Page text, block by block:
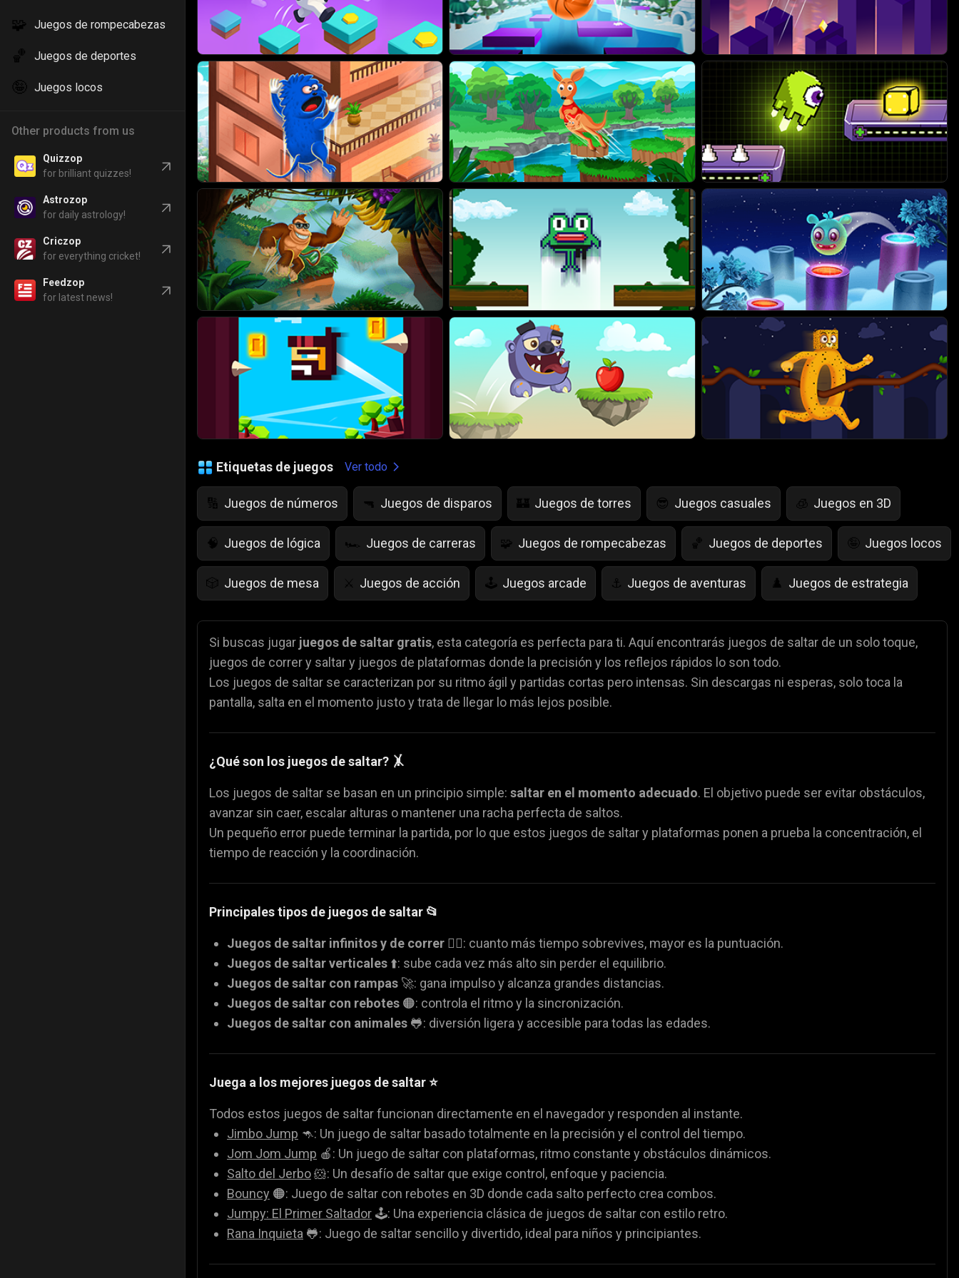
🧩
Juegos de rompecabezas
🏀 Juegos de deportes
🤪 Juegos locos
Other products from us
Quizzop
for brilliant quizzes!
Astrozop
for daily astrology!
Criczop
for everything cricket!
Feedzop
for latest news!
Etiquetas de juegos Ver todo
🔢 Juegos de números 🔫 Juegos de disparos 🏰 Juegos de torres 😎 Juegos casuales 🧊 Juegos en 3D
🧠 Juegos de lógica 🏎️ Juegos de carreras 🧩 Juegos de rompecabezas 🏀 Juegos de deportes 🤪 Juegos locos
🎲 Juegos de mesa ⚔️ Juegos de acción 🕹️ Juegos arcade ⚓ Juegos de aventuras ♟️ Juegos de estrategia
💄 Juegos para niñas 🍇 Juegos de Frutas 💡 juegos de IQ 🌱 Juegos de Simulación de Vida 🤸 Juegos de Saltar
🎨 Juegos de colores 👻 Juegos de Miedo ♠️ Juegos de Cartas 👮 Juegos de Policía 🧮
🍕 Juegos de Comida 🚁 Juegos de volar 🐴 Juegos de animales
Si buscas jugar juegos de saltar gratis, esta categoría es perfecta para ti. Aquí encontrarás juegos de saltar de un solo toque,
juegos de correr y saltar y juegos de plataformas donde la precisión y los reflejos rápidos lo son todo.
Los juegos de saltar se caracterizan por su ritmo ágil y partidas cortas pero intensas. Sin descargas ni esperas, solo toca la
pantalla, salta en el momento justo y trata de llegar lo más lejos posible.
¿Qué son los juegos de saltar? 🤸
Los juegos de saltar se basan en un principio simple: saltar en el momento adecuado. El objetivo puede ser evitar obstáculos,
avanzar sin caer, escalar alturas o mantener una racha perfecta de saltos.
Un pequeño error puede terminar la partida, por lo que estos juegos de saltar y plataformas ponen a prueba la concentración, el
tiempo de reacción y la coordinación.
Principales tipos de juegos de saltar 📂
Juegos de saltar infinitos y de correr 🏃‍♂️: cuanto más tiempo sobrevives, mayor es la puntuación.
Juegos de saltar verticales ⬆️: sube cada vez más alto sin perder el equilibrio.
Juegos de saltar con rampas 🚀: gana impulso y alcanza grandes distancias.
Juegos de saltar con rebotes 🟠: controla el ritmo y la sincronización.
Juegos de saltar con animales 🐸: diversión ligera y accesible para todas las edades.
Juega a los mejores juegos de saltar ⭐
Todos estos juegos de saltar funcionan directamente en el navegador y responden al instante.
Jimbo Jump 🦘: Un juego de saltar basado totalmente en la precisión y el control del tiempo.
Jom Jom Jump 🍎: Un juego de saltar con plataformas, ritmo constante y obstáculos dinámicos.
Salto del Jerbo🐹: Un desafío de saltar que exige control, enfoque y paciencia.
Bouncy 🟠: Juego de saltar con rebotes en 3D donde cada salto perfecto crea combos.
Jumpy: El Primer Saltador 🕹️: Una experiencia clásica de juegos de saltar con estilo retro.
Rana Inquieta 🐸: Juego de saltar sencillo y divertido, ideal para niños y principiantes.